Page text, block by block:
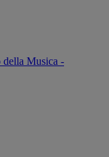
della Musica -